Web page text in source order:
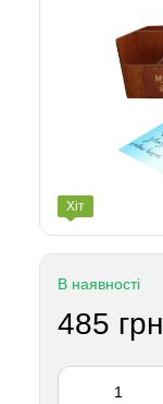
Хіт
В наявності
485 грн